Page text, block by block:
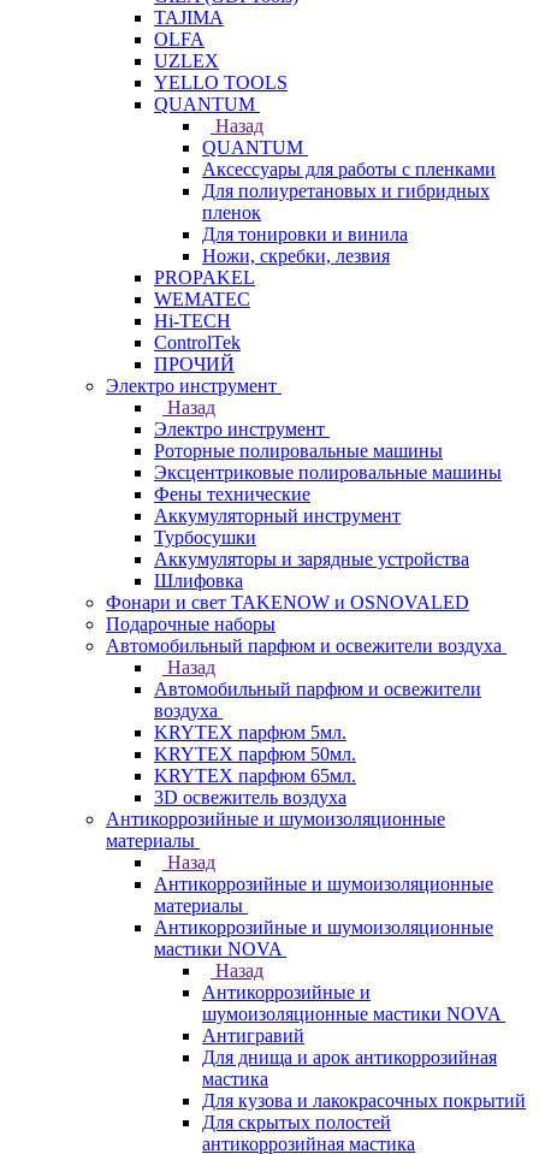
TAJIMA
OLFA
UZLEX
YELLO TOOLS
QUANTUM
Назад
QUANTUM
Аксессуары для работы с пленками
Для полиуретановых и гибридных
пленок
Для тонировки и винила
Ножи, скребки, лезвия
PROPAKEL
WEMATEC
Hi-TECH
ControlTek
ПРОЧИЙ
Электро инструмент
Назад
Электро инструмент
Роторные полировальные машины
Эксцентриковые полировальные машины
Фены технические
Аккумуляторный инструмент
Турбосушки
Аккумуляторы и зарядные устройства
Шлифовка
Фонари и свет TAKENOW и OSNOVALED
Подарочные наборы
Автомобильный парфюм и освежители воздуха
Назад
Автомобильный парфюм и освежители
воздуха
KRYTEX парфюм 5мл.
KRYTEX парфюм 50мл.
KRYTEX парфюм 65мл.
3D освежитель воздуха
Антикоррозийные и шумоизоляционные
материалы
Назад
Антикоррозийные и шумоизоляционные
материалы
Антикоррозийные и шумоизоляционные
мастики NOVA
Назад
Антикоррозийные и
шумоизоляционные мастики NOVA
Антигравий
Для днища и арок антикоррозийная
мастика
Для кузова и лакокрасочных покрытий
Для скрытых полостей
антикоррозийная мастика